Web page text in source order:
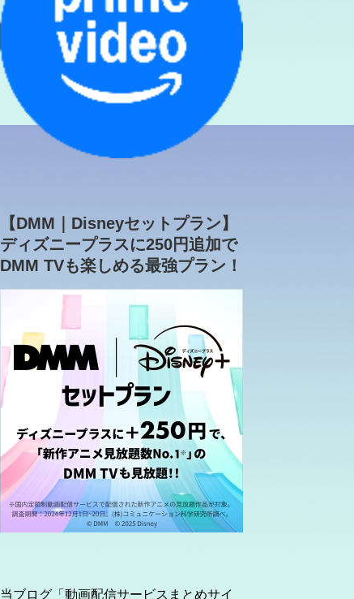
【DMM｜Disneyセットプラン】
ディズニープラスに250円追加で
DMM TVも楽しめる最強プラン！
当ブログ「動画配信サービスまとめサイ